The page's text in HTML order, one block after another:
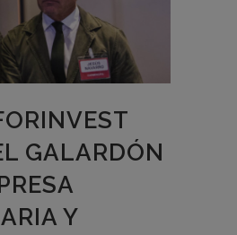
GALARDÓN
Y